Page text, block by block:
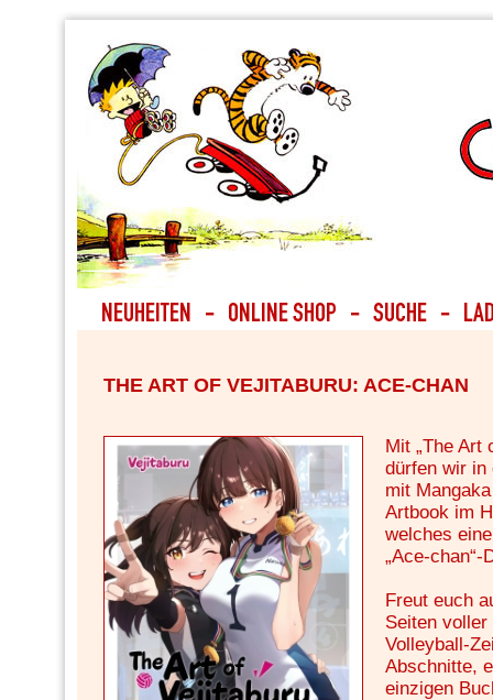
THE ART OF VEJITABURU: ACE-CHAN
Mit „The Art
dürfen wir in
mit
Artbook im
welches
„Ace-
Freut euch
Seiten
Volleyball-
Abschnitte,
einzigen